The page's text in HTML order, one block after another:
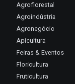
Agroflorestal
Agroindústria
Agronegócio
Apicultura
Feiras & Eventos
Floricultura
Fruticultura